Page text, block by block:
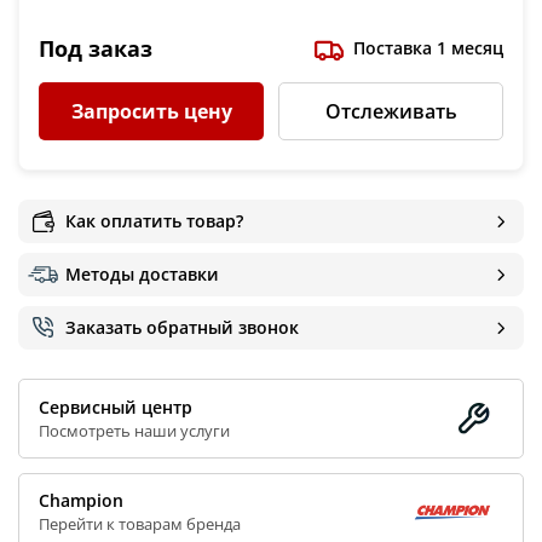
Под заказ Поставка 1 месяц
Запросить цену Отслеживать
Как оплатить товар?
Методы доставки
Заказать обратный звонок
Сервисный центр
Посмотреть наши услуги
Champion
Перейти к товарам бренда